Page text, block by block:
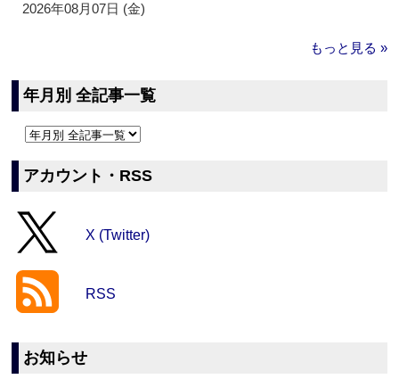
2026年08月07日 (金)
もっと見る »
年月別 全記事一覧
アカウント・RSS
X (Twitter)
RSS
お知らせ